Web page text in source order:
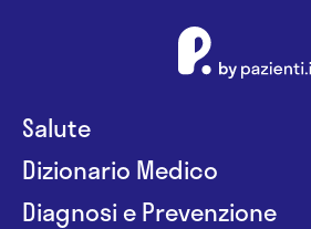
Salute
Dizionario Medico
Diagnosi e Prevenzione